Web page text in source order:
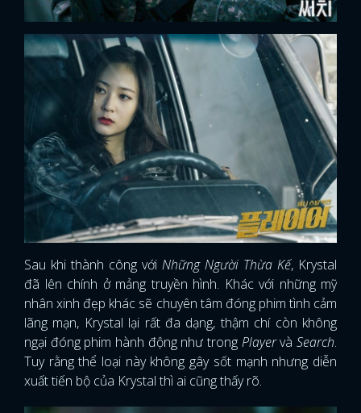
Sau khi thành công với Những Người Thừa Kế, Krystal
đã lên chính ở mảng truyền hình. Khác với những mỹ
nhân xinh đẹp khác sẽ chuyên tâm đóng phim tình cảm
lãng mạn, Krystal lại rất đa dạng, thậm chí còn không
ngại đóng phim hành động như trong PlayervàSearch.
Tuy rằng thể loại này không gây sốt mạnh nhưng diễn
xuất tiến bộ của Krystal thì ai cũng thấy rõ.